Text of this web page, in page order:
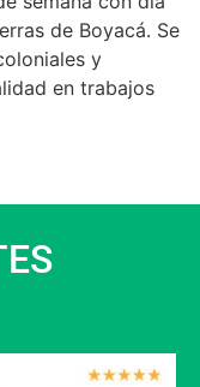
de Boyacá. Se
y
en trabajos